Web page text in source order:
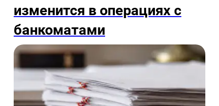
изменится в операциях с
банкоматами